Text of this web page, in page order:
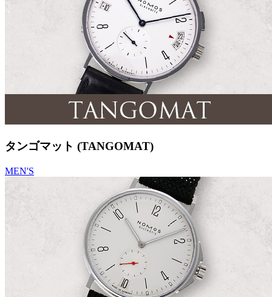
タンゴマット (TANGOMAT)
MEN'S